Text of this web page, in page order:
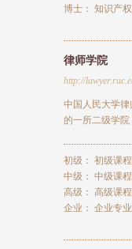
博士： 知识产
律师学院
http://
中国人民大学
的一所二级学
初级： 初级课程
中级： 中级课程
高级： 高级课程
企业： 企业专